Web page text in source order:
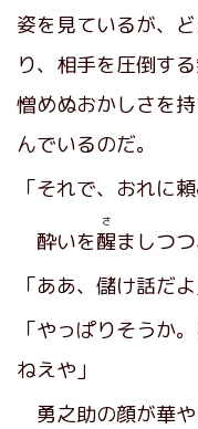
姿を見ているが、
り、相手を圧倒す
憎めぬおかしさを
んでいるのだ。
「それで、おれに
酔いを醒
さ
ましつ
「ああ、儲け話だよ
「やっぱりそうか
ねえや」
勇之助の顔が華や